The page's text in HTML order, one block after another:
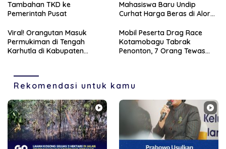
Tambahan TKD ke
Pemerintah Pusat
Mahasiswa Baru Undip
Curhat Harga Beras di Alor
Viral! Orangutan Masuk
Permukiman di Tengah
Karhutla di Kabupaten
Mobil Peserta Drag Race
Kotamobagu Tabrak
Penonton, 7 Orang Tewas
Rekomendasi untuk kamu